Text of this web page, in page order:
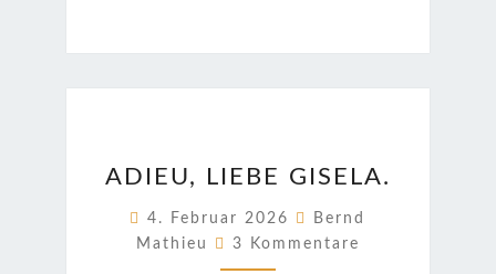
LIEBE
GISELA.
ADIEU, LIEBE GISELA.
4. Februar 2026
Bernd
Mathieu
Kommentare
3 Kommentare